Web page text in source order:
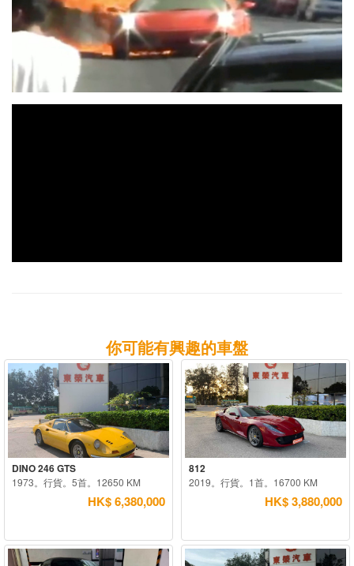
你可能有興趣的車盤
DINO 246 GTS
1973。行貨。5首。12650 KM
HK$ 6,380,000
812
2019。行貨。1首。16700 KM
HK$ 3,880,000